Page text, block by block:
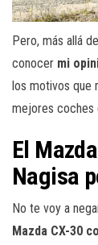
Pero, más allá
conocer mi
los motivos que
mejores coches
El
Nagisa
No te voy a
Mazda CX-30